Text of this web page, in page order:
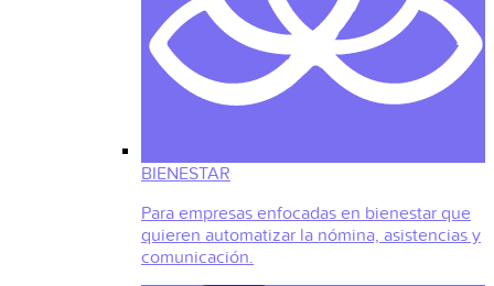
BIENESTAR
Para empresas enfocadas en bienestar que
quieren automatizar la nómina, asistencias y
comunicación.